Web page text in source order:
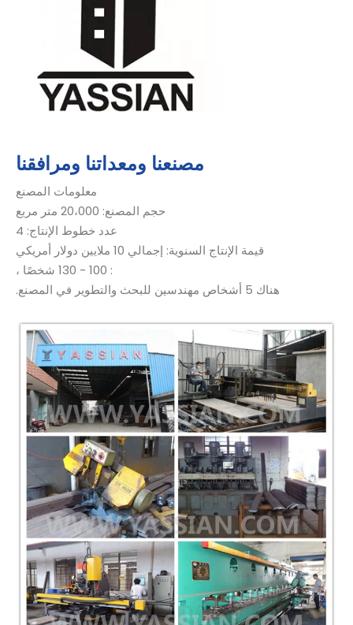
مصنعنا ومعداتنا ومرافقنا
معلومات المصنع
حجم المصنع: 20،000 متر مربع
عدد خطوط الإنتاج: 4
قيمة الإنتاج السنوية: إجمالي 10 ملايين دولار أمريكي
: 100 - 130 شخصًا ،
هناك 5 أشخاص مهندسين للبحث والتطوير في المصنع.